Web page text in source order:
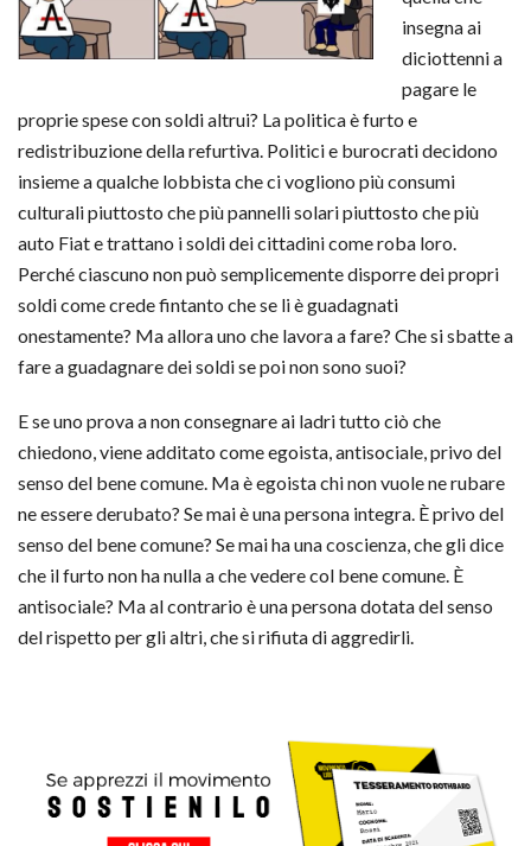
insegna ai
diciottenni a
pagare le
proprie spese con soldi altrui? La politica è furto e
redistribuzione della refurtiva. Politici e burocrati decidono
insieme a qualche lobbista che ci vogliono più consumi
culturali piuttosto che più pannelli solari piuttosto che più
auto Fiat e trattano i soldi dei cittadini come roba loro.
Perché ciascuno non può semplicemente disporre dei propri
soldi come crede fintanto che se li è guadagnati
onestamente? Ma allora uno che lavora a fare? Che si sbatte a
fare a guadagnare dei soldi se poi non sono suoi?
E se uno prova a non consegnare ai ladri tutto ciò che
chiedono, viene additato come egoista, antisociale, privo del
senso del bene comune. Ma è egoista chi non vuole ne rubare
ne essere derubato? Se mai è una persona integra. È privo del
senso del bene comune? Se mai ha una coscienza, che gli dice
che il furto non ha nulla a che vedere col bene comune. È
antisociale? Ma al contrario è una persona dotata del senso
del rispetto per gli altri, che si rifiuta di aggredirli.